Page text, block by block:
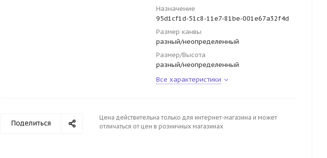
Назначение
95d1cf1d-51c8-11e7-81be-001e67a32f4d
Размер канвы
разный/неопределенный
Размер/Высота
разный/неопределенный
Все характеристики
Поделиться
Цена действительна только для интернет-магазина и может
отличаться от цен в розничных магазинах